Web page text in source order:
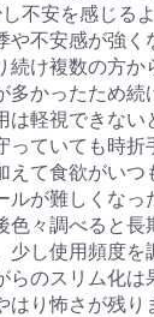
不安を感じる
不安感が強く
続け複数の方か
多かったため続
は軽視できない
っていても時折
えて食欲がいつ
ルが難しくなっ
色々調べると長
し使用頻度を
らのスリム化は
はり怖さが残り